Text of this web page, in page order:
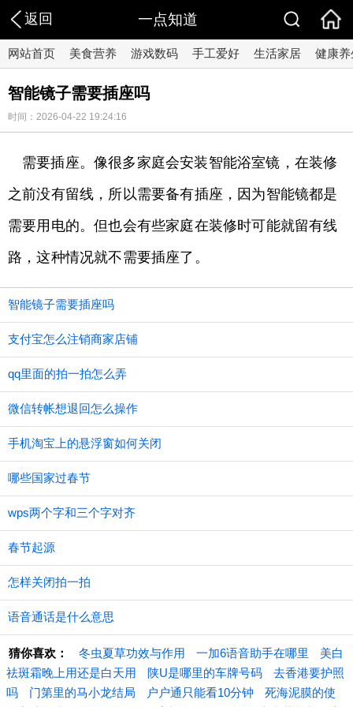
返回 一点知道
网站首页 美食营养 游戏数码 手工爱好 生活家居 健康养
智能镜子需要插座吗
时间：2026-04-22 19:24:16
需要插座。像很多家庭会安装智能浴室镜，在装修
之前没有留线，所以需要备有插座，因为智能镜都是
需要用电的。但也会有些家庭在装修时可能就留有线
路，这种情况就不需要插座了。
智能镜子需要插座吗
支付宝怎么注销商家店铺
qq里面的拍一拍怎么弄
微信转帐想退回怎么操作
手机淘宝上的悬浮窗如何关闭
哪些国家过春节
wps两个字和三个字对齐
春节起源
怎样关闭拍一拍
语音通话是什么意思
猜你喜欢： 冬虫夏草功效与作用 一加6语音助手在哪里
美白
祛斑霜晚上用还是白天用
陕U是哪里的车牌号码
去香港要护照
吗
门第里的马小龙结局 户户通只能看10分钟
死海泥膜的使